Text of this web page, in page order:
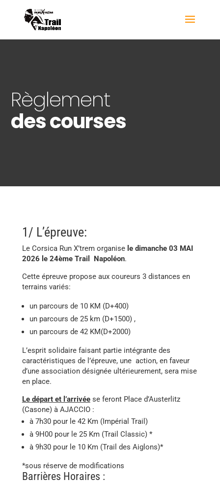
Règlement
des courses
1/ L’épreuve:
Le Corsica Run X’trem organise le dimanche 03 MAI
2026 le 24ème Trail Napoléon.
Cette épreuve propose aux coureurs 3 distances en
terrains variés:
un parcours de 10 KM (D+400)
un parcours de 25 km (D+1500) ,
un parcours de 42 KM(D+2000)
L’esprit solidaire faisant partie intégrante des
caractéristiques de l’épreuve, une action, en faveur
d’une association désignée ultérieurement, sera mise
en place.
Le départ et l’arrivéese feront Place d’Austerlitz
(Casone) à AJACCIO :
à 7h30 pour le 42 Km (Impérial Trail)
à 9H00 pour le 25 Km (Trail Classic) *
à 9h30 pour le 10 Km (Trail des Aiglons)*
*sous réserve de modifications
Barrières Horaires :